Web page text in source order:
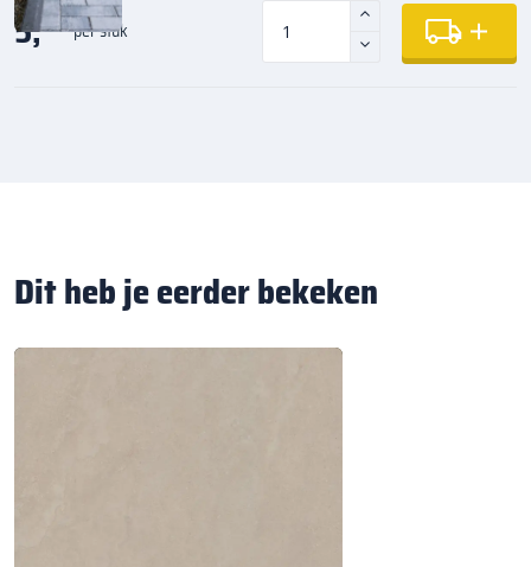
5,35 per stuk
Dit heb je eerder bekeken